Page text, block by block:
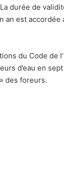
durée de
an est
du Code de
d’eau en
des foreurs.